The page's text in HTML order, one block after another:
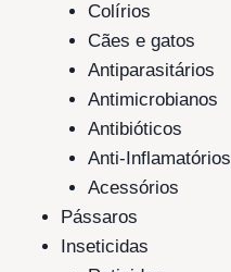
Colírios
Cães e gatos
Antiparasitários
Antimicrobianos
Antibióticos
Anti-Inflamatórios
Acessórios
Pássaros
Inseticidas